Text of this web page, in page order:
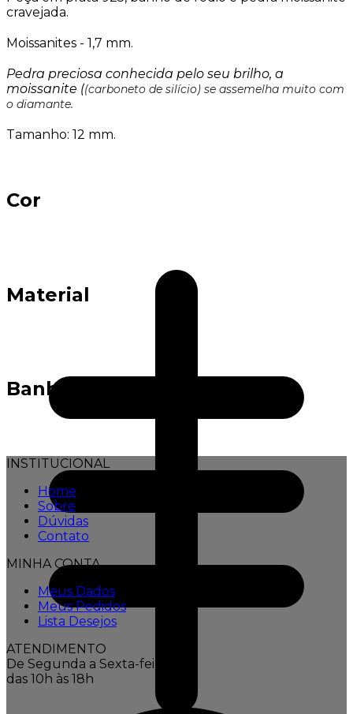
cravejada.
Moissanites - 1,7 mm.
Pedra preciosa conhecida pelo seu brilho, a
moissanite ((carboneto de silício) se assemelha muito com
o diamante.
Tamanho: 12 mm.
Cor
Material
Banho
INSTITUCIONAL
Home
Sobre
Dúvidas
Contato
MINHA CONTA
Meus Dados
Meus Pedidos
Lista Desejos
ATENDIMENTO
De Segunda a Sexta-feira,
das 10h às 18h